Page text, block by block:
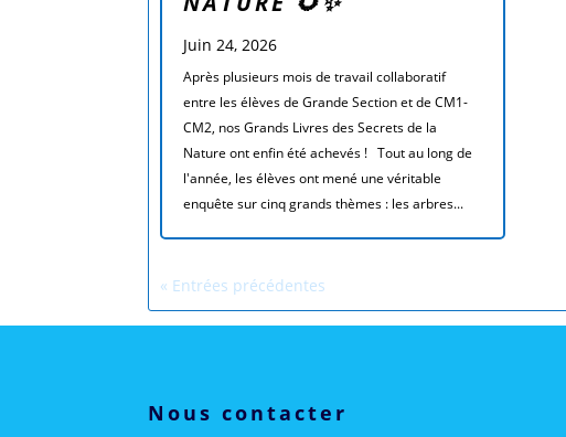
Juin 24, 2026
Après plusieurs mois de travail collaboratif
entre les élèves de Grande Section et de CM1-
CM2, nos Grands Livres des Secrets de la
Nature ont enfin été achevés ! Tout au long de
l'année, les élèves ont mené une véritable
enquête sur cinq grands thèmes : les arbres...
« Entrées précédentes
Nous contacter